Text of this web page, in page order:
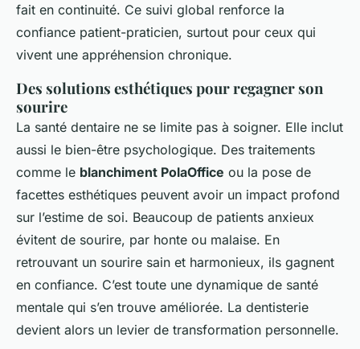
fait en continuité. Ce suivi global renforce la
confiance patient-praticien, surtout pour ceux qui
vivent une appréhension chronique.
Des solutions esthétiques pour regagner son
sourire
La santé dentaire ne se limite pas à soigner. Elle inclut
aussi le bien-être psychologique. Des traitements
comme le blanchiment PolaOffice ou la pose de
facettes esthétiques peuvent avoir un impact profond
sur l’estime de soi. Beaucoup de patients anxieux
évitent de sourire, par honte ou malaise. En
retrouvant un sourire sain et harmonieux, ils gagnent
en confiance. C’est toute une dynamique de santé
mentale qui s’en trouve améliorée. La dentisterie
devient alors un levier de transformation personnelle.